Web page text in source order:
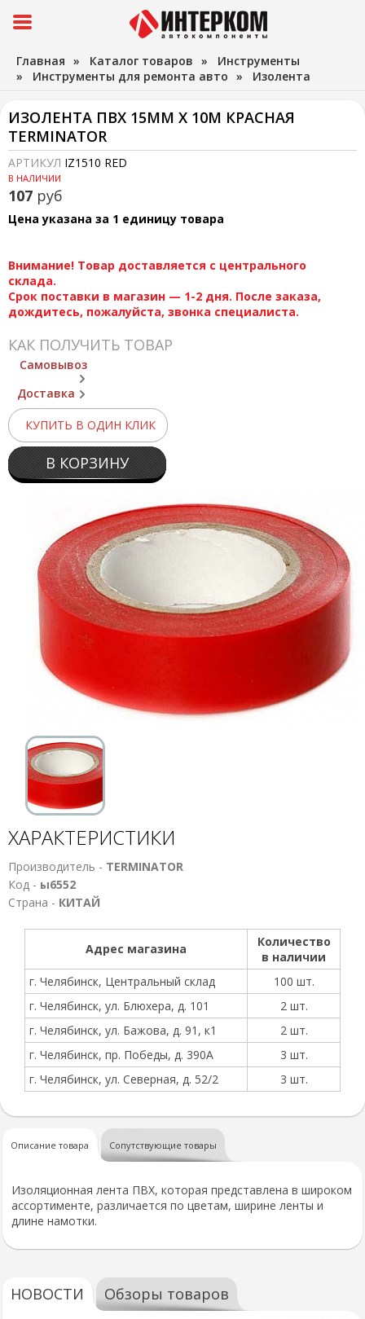
Главная » Каталог товаров » Инструменты
» Инструменты для ремонта авто » Изолента
ИЗОЛЕНТА ПВХ 15ММ Х 10М КРАСНАЯ
TERMINATOR
АРТИКУЛ IZ1510 RED
В НАЛИЧИИ
107 руб
Цена указана за 1 единицу товара
Внимание! Товар доставляется с центрального
склада.
Срок поставки в магазин — 1-2 дня. После заказа,
дождитесь, пожалуйста, звонка специалиста.
КАК ПОЛУЧИТЬ ТОВАР
Самовывоз
Доставка
КУПИТЬ В ОДИН КЛИК
В КОРЗИНУ
ХАРАКТЕРИСТИКИ
Производитель - TERMINATOR
Код - ы6552
Страна - КИТАЙ
Адрес магазина
Количество
в наличии
г. Челябинск, Центральный склад
100 шт.
г. Челябинск, ул. Блюхера, д. 101
2 шт.
г. Челябинск, ул. Бажова, д. 91, к1
2 шт.
г. Челябинск, пр. Победы, д. 390А
3 шт.
г. Челябинск, ул. Северная, д. 52/2
3 шт.
Описание товара Сопутствующие товары
Изоляционная лента ПВХ, которая представлена в широком
ассортименте, различается по цветам, ширине ленты и
длине намотки.
НОВОСТИ Обзоры товаров